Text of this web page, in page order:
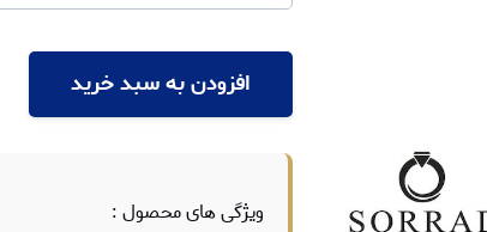
افزودن به سبد خرید
ویژگی های محصول :